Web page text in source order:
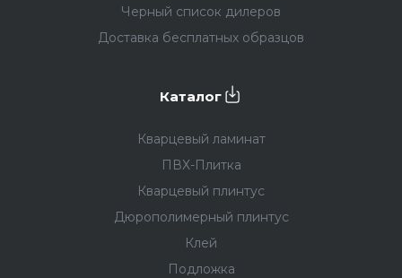
Черный список дилеров
Доставка бесплатных образцов
Каталог
Кварцевый ламинат
ПВХ-Плитка
Кварцевый плинтус
Дюрополимерный плинтус
Клей
Подложка